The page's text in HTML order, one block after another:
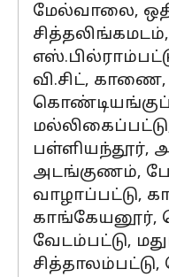
மேல்வாலை,
வி.சிட், காணை,
பள்ளியந்தூர்,
அடங்குணம்,
வாழாப்பட்டு,
காங்கேயனூர்,
வேடம்பட்டு,